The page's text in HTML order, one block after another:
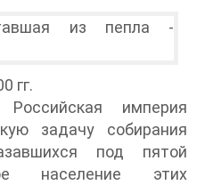
гг.
империя
задачу собирания
под пятой
население этих